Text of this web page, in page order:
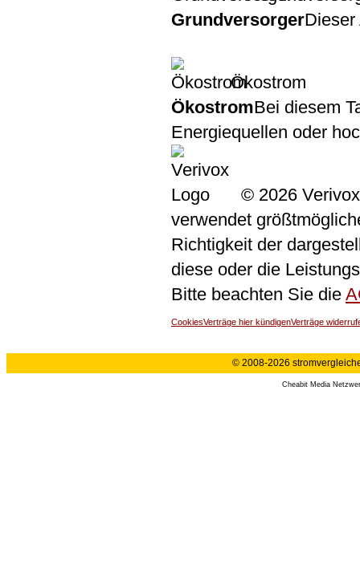
GrundversorgerDieser
Ökostrom
ÖkostromBei diesem
Energiequellen oder
© 2026
verwendet
Richtigkeit der
diese oder die
Bitte beachten Sie die
CookiesVerträge hier kündigenVerträge
© 2008-2026
Cheabit Media